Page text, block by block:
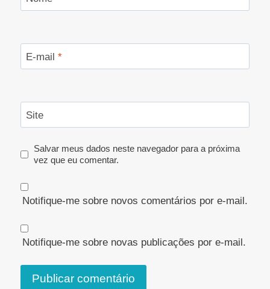
E-mail *
Site
Salvar meus dados neste navegador para a próxima
vez que eu comentar.
Notifique-me sobre novos comentários por e-mail.
Notifique-me sobre novas publicações por e-mail.